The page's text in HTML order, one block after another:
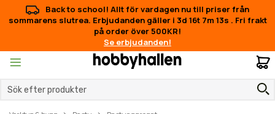
Back to school! Allt för vardagen nu till priser från
sommarens slutrea. Erbjudanden gäller i 3d 16t 7m 13s . Fri frakt
på order över 500KR!
Se erbjudanden!